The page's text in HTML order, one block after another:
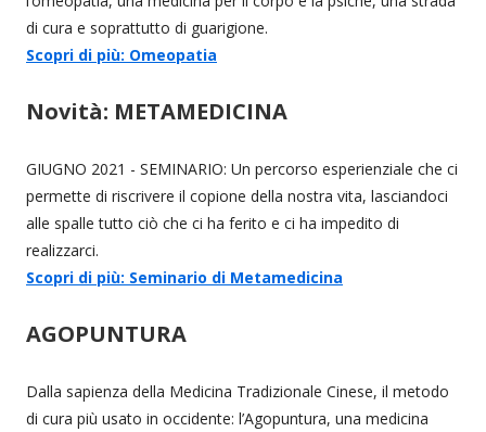
di cura e soprattutto di guarigione.
Scopri di più: Omeopatia
Novità: METAMEDICINA
GIUGNO 2021 - SEMINARIO: Un percorso esperienziale che ci
permette di riscrivere il copione della nostra vita, lasciandoci
alle spalle tutto ciò che ci ha ferito e ci ha impedito di
realizzarci.
Scopri di più: Seminario di Metamedicina
AGOPUNTURA
Dalla sapienza della Medicina Tradizionale Cinese, il metodo
di cura più usato in occidente: l’Agopuntura, una medicina